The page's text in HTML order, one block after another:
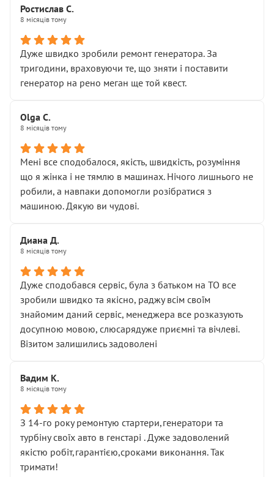
Хотілося б більше:
• належної уваги до авто
• прозорості в роботах і рахунках
• реальної діагностики, а не формального
“подивились і поїхав”
На жаль, складається враження, що сервіс працює не
Стосовно комунікації - все добре
звертатися до цього автосервісу.
Ростислав С.
8 місяців тому
Дуже швидко зробили ремонт генератора. За
тригодини, враховуючи те, що зняти і поставити
генератор на рено меган ще той квест.
Olga С.
8 місяців тому
Мені все сподобалося, якість, швидкість, розуміння
що я жінка і не тямлю в машинах. Нічого лишнього не
робили, а навпаки допомогли розібратися з
машиною. Дякую ви чудові.
Диана Д.
8 місяців тому
Дуже сподобався сервіс, була з батьком на ТО все
зробили швидко та якісно, раджу всім своїм
знайомим даний сервіс, менеджера все розказують
досупною мовою, слюсарядуже приємні та вічлеві.
Візитом залишились задоволені
Вадим К.
8 місяців тому
З 14-го року ремонтую стартери,генератори та
турбіну своїх авто в генстарі . Дуже задоволений
якістю робіт,гарантією,сроками виконання. Так
тримати!